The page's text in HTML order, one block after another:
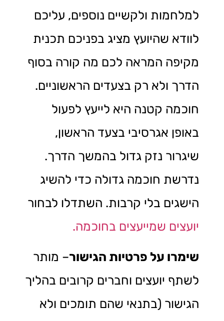
למלחמות ולקשיים נוספים, עליכם
לוודא שהיועץ מציג בפניכם תכנית
מקיפה המראה לכם מה קורה בסוף
הדרך ולא רק בצעדים הראשוניים.
חוכמה קטנה היא לייעץ לפעול
באופן אגרסיבי בצעד הראשון,
שיגרור נזק גדול בהמשך הדרך.
נדרשת חוכמה גדולה כדי להשיג
הישגים בלי קרבות. השתדלו לבחור
יועצים שמייעצים בחוכמה.
שימרו על פרטיות הגישור– מותר
לשתף יועצים וחברים קרובים בהליך
הגישור (בתנאי שהם תומכים ולא